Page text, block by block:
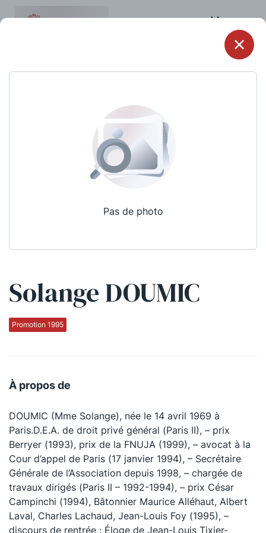
Menu
Pas de photo
Solange DOUMIC
Promotion 1995
À propos de
DOUMIC (Mme Solange), née le 14 avril 1969 à
Paris.D.E.A. de droit privé général (Paris II), – prix
Berryer (1993), prix de la FNUJA (1999), – avocat à la
Cour d’appel de Paris (17 janvier 1994), – Secrétaire
Générale de l’Association depuis 1998, – chargée de
travaux dirigés (Paris II – 1992-1994), – prix César
Campinchi (1994), Bâtonnier Maurice Alléhaut, Albert
Laval, Charles Lachaud, Jean-Louis Foy (1995), –
discours de rentrée : Éloge de Jean-Louis Tixier-
Qui sommes-nous ?
La Conférence
La Conférence
Le Concours de la Conférence
La Conférence Berryer
La Petite Conférence